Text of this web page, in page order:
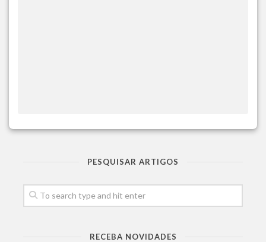
PESQUISAR ARTIGOS
RECEBA NOVIDADES